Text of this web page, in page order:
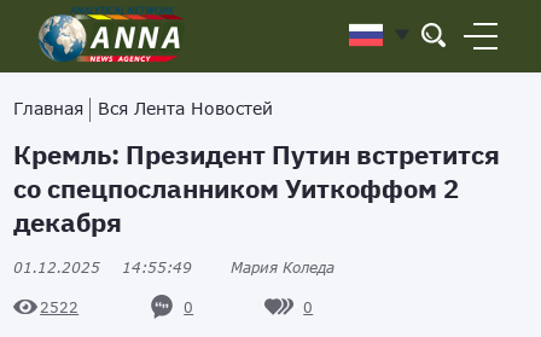
Главная Вся Лента Новостей
Кремль: Президент Путин встретится
со спецпосланником Уиткоффом 2
декабря
01.12.2025 14:55:49 Мария Коледа
2522 0 0